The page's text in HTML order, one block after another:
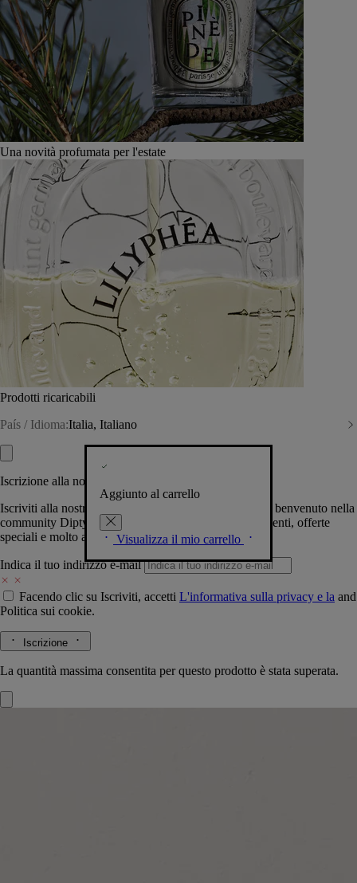
Una novità profumata per l'estate
Prodotti ricaricabili
País / Idioma:Italia, Italiano
Aggiunto al carrello
Visualizza il mio carrello
Iscrizione alla nostra Newsletter
Iscriviti alla nostra newsletter per permetterci di darti il benvenuto nella
community Diptyque e tenerti al corrente su novità, eventi, offerte
speciali e molto altro.
Indica il tuo indirizzo e-mail
Facendo clic su Iscriviti, accetti L'informativa sulla privacy e la and
Politica sui cookie.
Iscrizione
La quantità massima consentita per questo prodotto è stata superata.